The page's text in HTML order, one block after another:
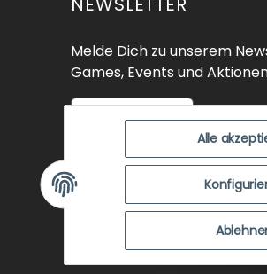
Alle
Melde Dich zu unserem
Games, Events und
Zur Anmeldung
ÜBER UNS
ZUSTANDSBEWERTUNG